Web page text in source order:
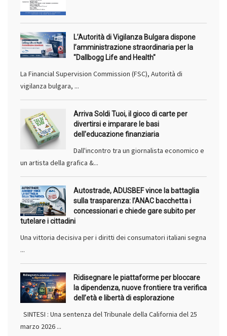
L’Autorità di Vigilanza Bulgara dispone
l’amministrazione straordinaria per la
"Dallbogg Life and Health"
La Financial Supervision Commission (FSC), Autorità di
vigilanza bulgara, ...
Arriva Soldi Tuoi, il gioco di carte per
divertirsi e imparare le basi
dell'educazione finanziaria
Dall'incontro tra un giornalista economico e
un artista della grafica &...
Autostrade, ADUSBEF vince la battaglia
sulla trasparenza: l’ANAC bacchetta i
concessionari e chiede gare subito per
tutelare i cittadini
Una vittoria decisiva per i diritti dei consumatori italiani segna
...
Ridisegnare le piattaforme per bloccare
la dipendenza, nuove frontiere tra verifica
dell’età e libertà di esplorazione
SINTESI : Una sentenza del Tribunale della California del 25
marzo 2026 ...